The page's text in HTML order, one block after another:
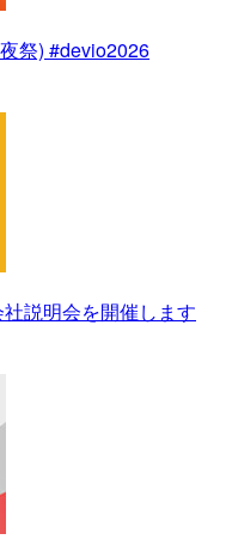
祭) #devio2026
説明会を開催します